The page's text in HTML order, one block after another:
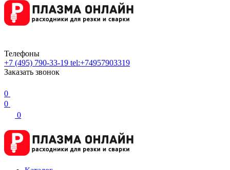
Телефоны
+7 (495) 790-33-19 tel:+74957903319
Заказать звонок
0
0
0